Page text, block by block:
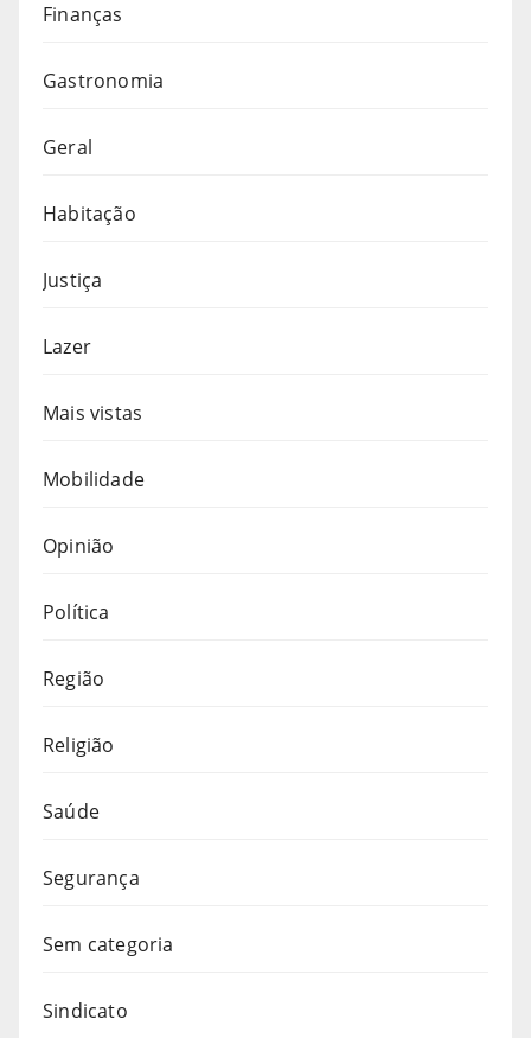
Finanças
Gastronomia
Geral
Habitação
Justiça
Lazer
Mais vistas
Mobilidade
Opinião
Política
Região
Religião
Saúde
Segurança
Sem categoria
Sindicato